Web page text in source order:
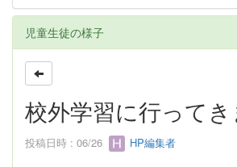
児童生徒の様子
校外学習に行ってき
投稿日時 : 06/26 HP編集者